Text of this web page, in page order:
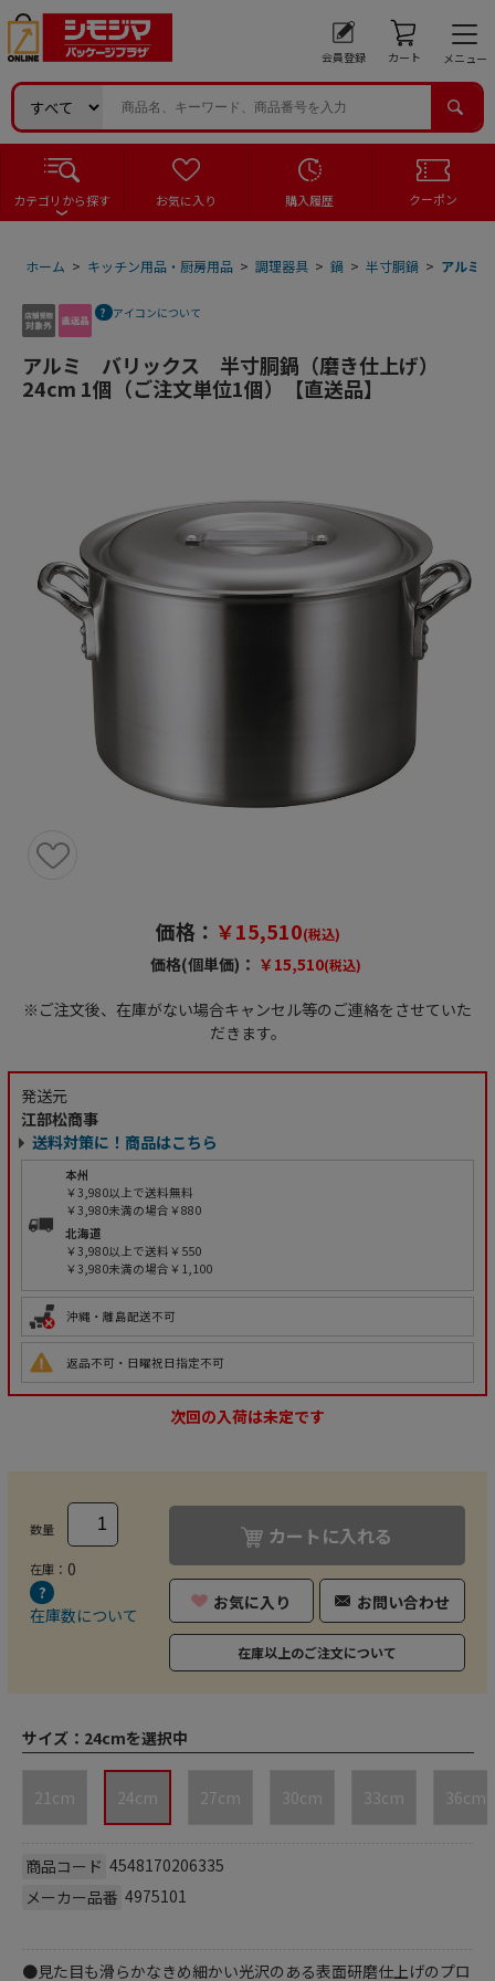
会員登録 カート メニュー
カテゴリから探す お気に入り 購入履歴 クーポン
ホーム > キッチン用品・厨房用品 > 調理器具 > 鍋 > 半寸胴鍋 > アルミ
アイコンについて
アルミ バリックス 半寸胴鍋（磨き仕上げ）
24cm 1個（ご注文単位1個）【直送品】
価格： ￥15,510(税込)
価格(個単価)： ￥15,510(税込)
※ご注文後、在庫がない場合キャンセル等のご連絡をさせていた
だきます。
発送元
江部松商事
送料対策に！商品はこちら
本州
￥3,980以上で送料無料
￥3,980未満の場合￥880
北海道
￥3,980以上で送料￥550
￥3,980未満の場合￥1,100
沖縄・離島配送不可
返品不可・日曜祝日指定不可
次回の入荷は未定です
数量
在庫： 0
在庫数について
カートに入れる
お気に入り お問い合わせ
在庫以上のご注文について
サイズ： 24cmを選択中
21cm 24cm 27cm 30cm 33cm 36cm
商品コード 4548170206335
メーカー品番 4975101
●見た目も滑らかなきめ細かい光沢のある表面研磨仕上げのプロ